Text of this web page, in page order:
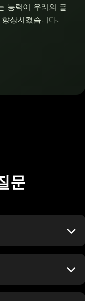
능력이 우리의 글
상시켰습니다.
문